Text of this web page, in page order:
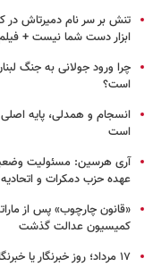
تنش بر سر نام دمیرتاش در
ابزار دست شما نیست +
چرا ورود جولانی به جنگ
است؟
انسجام و همدلی، پایه
است
آری هرسین: مسئولیت
عهده حزب دمکرات و
کمیسیون عدالت گذشت
١٧ مرداد؛ روز خبرنگار یا خبرنگارنماها!